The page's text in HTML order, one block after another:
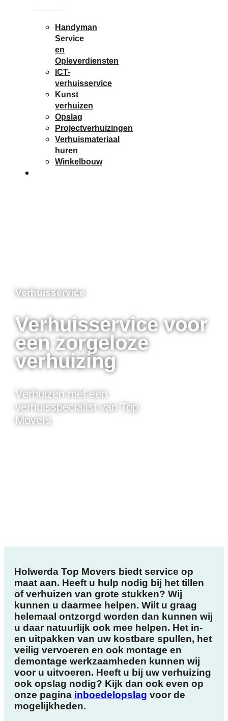
Handyman
Service
en
Opleverdiensten
ICT-
verhuisservice
Kunst
verhuizen
Opslag
Projectverhuizingen
Verhuismateriaal
huren
Winkelbouw
Verhuisservice
Verhuisservice voor
een zorgeloze
verhuizing
Verhuizen met een
verhuisspecialist van Top
Movers
Holwerda Top Movers biedt service op
maat aan. Heeft u hulp nodig bij het tillen
of verhuizen van grote stukken? Wij
kunnen u daarmee helpen. Wilt u graag
helemaal ontzorgd worden dan kunnen wij
u daar natuurlijk ook mee helpen. Het in-
en uitpakken van uw kostbare spullen, het
veilig vervoeren en ook montage en
demontage werkzaamheden kunnen wij
voor u uitvoeren. Heeft u bij uw verhuizing
ook opslag nodig? Kijk dan ook even op
onze pagina inboedelopslag voor de
mogelijkheden.